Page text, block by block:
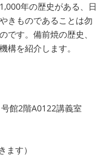
年の歴史がある、日
きものであることは勿
です。備前焼の歴史、
構を紹介します。
階A0122講義室
す）